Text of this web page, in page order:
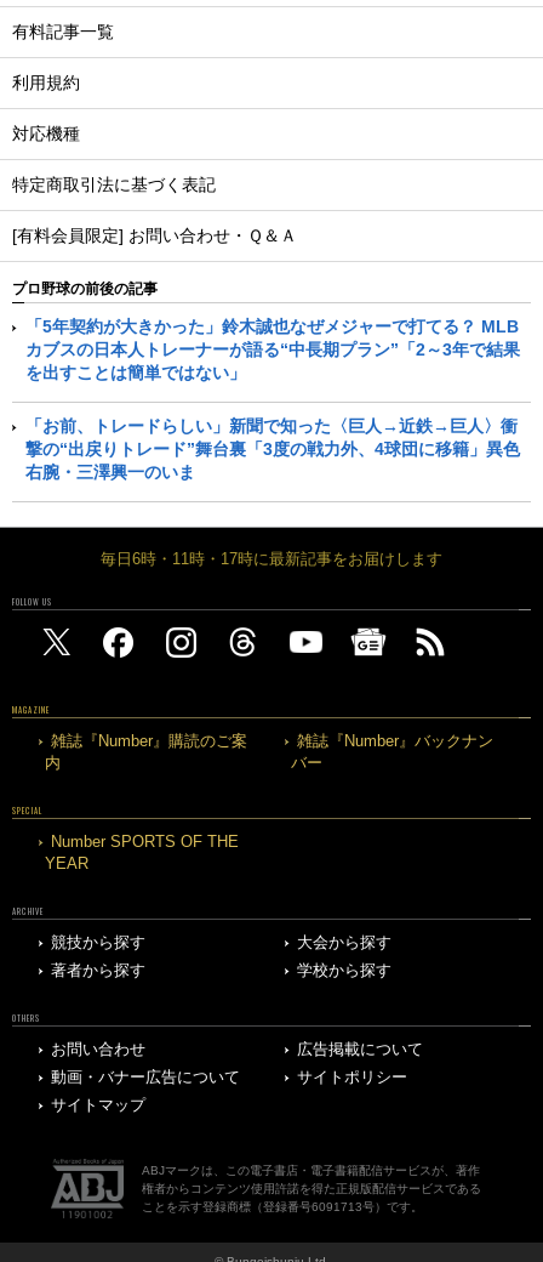
有料記事一覧
利用規約
対応機種
特定商取引法に基づく表記
[有料会員限定] お問い合わせ・Ｑ＆Ａ
プロ野球の前後の記事
「5年契約が大きかった」鈴木誠也なぜメジャーで打てる？ MLB
カブスの日本人トレーナーが語る“中長期プラン”「2～3年で結果
を出すことは簡単ではない」
「お前、トレードらしい」新聞で知った〈巨人→近鉄→巨人〉衝
撃の“出戻りトレード”舞台裏「3度の戦力外、4球団に移籍」異色
右腕・三澤興一のいま
毎日6時・11時・17時に最新記事をお届けします
FOLLOW US
MAGAZINE
雑誌『Number』購読のご案
内
雑誌『Number』バックナン
バー
SPECIAL
Number SPORTS OF THE
YEAR
ARCHIVE
競技から探す
大会から探す
著者から探す
学校から探す
OTHERS
お問い合わせ
広告掲載について
動画・バナー広告について
サイトポリシー
サイトマップ
ABJマークは、この電子書店・電子書籍配信サービスが、著作
権者からコンテンツ使用許諾を得た正規版配信サービスである
ことを示す登録商標（登録番号6091713号）です。